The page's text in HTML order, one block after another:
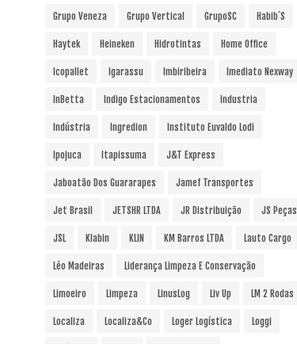
Grupo Veneza Grupo Vertical GrupoSC Habib´s
Haytek Heineken Hidrotintas Home Office
Icopallet Igarassu Imbiribeira Imediato Nexway
InBetta Indigo Estacionamentos Industria
Indústria Ingredion Instituto Euvaldo Lodi
Ipojuca Itapissuma J&T Express
Jaboatão Dos Guararapes Jamef Transportes
Jet Brasil JETSHR LTDA JR Distribuição JS Peças
JSL Klabin KLIN KM Barros LTDA Lauto Cargo
Léo Madeiras Liderança Limpeza E Conservação
Limoeiro Limpeza LinusLog Liv Up LM 2 Rodas
Localiza Localiza&Co Loger Logística Loggi